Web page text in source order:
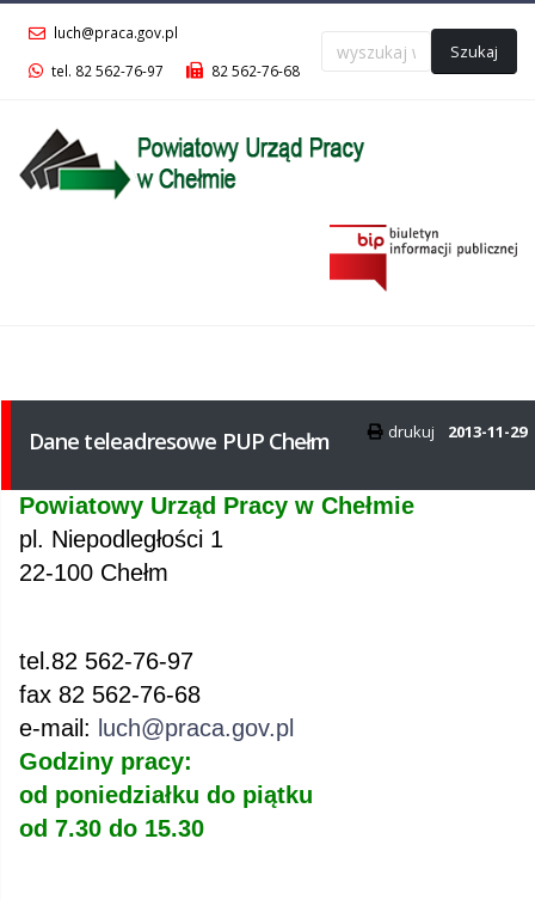
luch@praca.gov.pl
tel. 82 562-76-97
82 562-76-68
Szukaj
drukuj 2013-11-29
Dane teleadresowe PUP Chełm
Powiatowy Urząd Pracy w Chełmie
pl. Niepodległości 1
22-100 Chełm
tel.82 562-76-97
fax 82 562-76-68
e-mail: luch@praca.gov.pl
Godziny pracy:
od poniedziałku do piątku
od 7.30 do 15.30